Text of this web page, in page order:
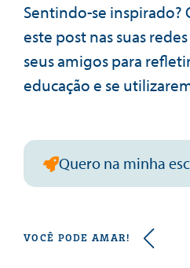
Sentindo-se
este post nas suas
seus amigos para
educação e se
Quero na minha
VOCÊ PODE AMAR!